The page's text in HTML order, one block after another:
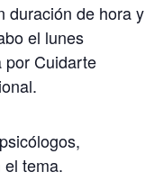
duración de hora y
el lunes
por Cuidarte
tema.